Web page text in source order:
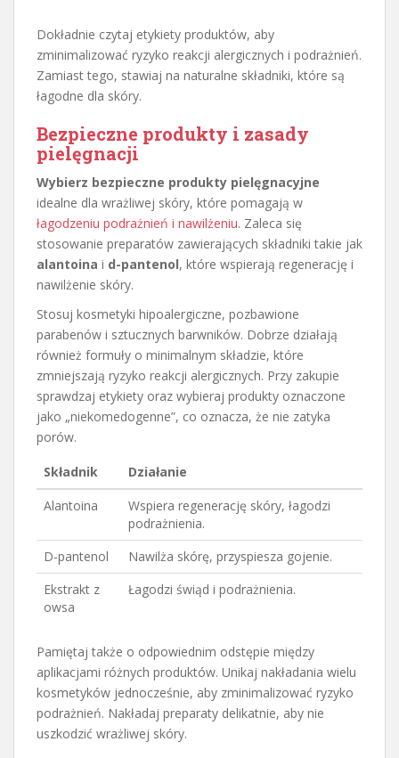
Dokładnie czytaj etykiety produktów, aby
zminimalizować ryzyko reakcji alergicznych i podrażnień.
Zamiast tego, stawiaj na naturalne składniki, które są
łagodne dla skóry.
Bezpieczne produkty i zasady
pielęgnacji
Wybierz bezpieczne produkty pielęgnacyjne
idealne dla wrażliwej skóry, które pomagają w
łagodzeniu podrażnień i nawilżeniu. Zaleca się
stosowanie preparatów zawierających składniki takie jak
alantoina i d-pantenol, które wspierają regenerację i
nawilżenie skóry.
Stosuj kosmetyki hipoalergiczne, pozbawione
parabenów i sztucznych barwników. Dobrze działają
również formuły o minimalnym składzie, które
zmniejszają ryzyko reakcji alergicznych. Przy zakupie
sprawdzaj etykiety oraz wybieraj produkty oznaczone
jako „niekomedogenne”, co oznacza, że nie zatyka
porów.
Składnik
Działanie
Alantoina
Wspiera regenerację skóry, łagodzi
podrażnienia.
D-pantenol
Nawilża skórę, przyspiesza gojenie.
Ekstrakt z
owsa
Łagodzi świąd i podrażnienia.
Pamiętaj także o odpowiednim odstępie między
aplikacjami różnych produktów. Unikaj nakładania wielu
kosmetyków jednocześnie, aby zminimalizować ryzyko
podrażnień. Nakładaj preparaty delikatnie, aby nie
uszkodzić wrażliwej skóry.